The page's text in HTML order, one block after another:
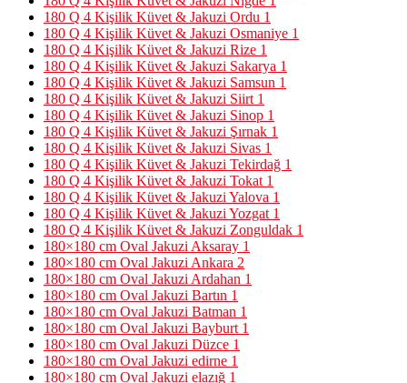
180 Q 4 Kişilik Küvet & Jakuzi Ordu 1
180 Q 4 Kişilik Küvet & Jakuzi Osmaniye 1
180 Q 4 Kişilik Küvet & Jakuzi Rize 1
180 Q 4 Kişilik Küvet & Jakuzi Sakarya 1
180 Q 4 Kişilik Küvet & Jakuzi Samsun 1
180 Q 4 Kişilik Küvet & Jakuzi Siirt 1
180 Q 4 Kişilik Küvet & Jakuzi Sinop 1
180 Q 4 Kişilik Küvet & Jakuzi Şırnak 1
180 Q 4 Kişilik Küvet & Jakuzi Sivas 1
180 Q 4 Kişilik Küvet & Jakuzi Tekirdağ 1
180 Q 4 Kişilik Küvet & Jakuzi Tokat 1
180 Q 4 Kişilik Küvet & Jakuzi Yalova 1
180 Q 4 Kişilik Küvet & Jakuzi Yozgat 1
180 Q 4 Kişilik Küvet & Jakuzi Zonguldak 1
180×180 cm Oval Jakuzi Aksaray 1
180×180 cm Oval Jakuzi Ankara 2
180×180 cm Oval Jakuzi Ardahan 1
180×180 cm Oval Jakuzi Bartın 1
180×180 cm Oval Jakuzi Batman 1
180×180 cm Oval Jakuzi Bayburt 1
180×180 cm Oval Jakuzi Düzce 1
180×180 cm Oval Jakuzi edirne 1
180×180 cm Oval Jakuzi elazığ 1